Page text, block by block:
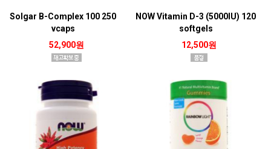
Solgar B-Complex 100 250
vcaps
52,900원
NOW Vitamin D-3 (5000IU) 120
softgels
12,500원